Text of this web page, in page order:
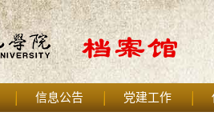
信息公告 党建工作